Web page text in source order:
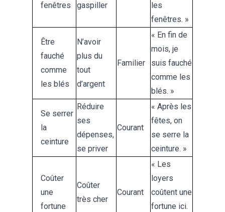
fenêtres
gaspiller
les
fenêtres. »
Être
fauché
comme
les blés
N’avoir
plus du
tout
d’argent
Familier
« En fin de
mois, je
suis fauché
comme les
blés. »
Se serrer
la
ceinture
Réduire
ses
dépenses,
se priver
Courant
« Après les
fêtes, on
se serre la
ceinture. »
Coûter
une
fortune
Coûter
très cher
Courant
« Les
loyers
coûtent une
fortune ici.